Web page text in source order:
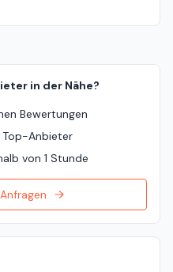
in der Nähe?
Bewertungen
Top-Anbieter
von 1 Stunde